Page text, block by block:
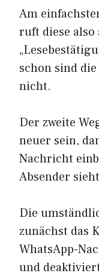
Am
ruft diese also
schon sind
nicht.
Der zweite
neuer sein,
Nachricht
Absender
Die
zunächst das
WhatsApp-
und